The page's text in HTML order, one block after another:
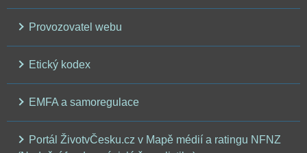
Provozovatel webu
Etický kodex
EMFA a samoregulace
Portál ŽivotvČesku.cz v Mapě médií a ratingu NFNZ